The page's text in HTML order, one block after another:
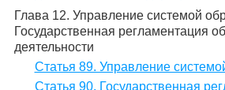
Глава 12. Управление системой
Государственная регламентация
деятельности
Статья 89. Управление
Статья 90. Государственная